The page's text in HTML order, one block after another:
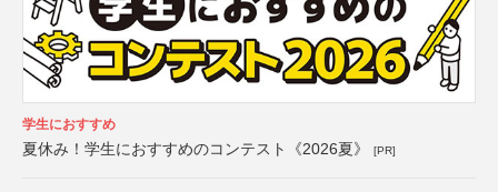
学生におすすめ
夏休み！学生におすすめのコンテスト《2026夏》 [PR]